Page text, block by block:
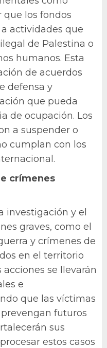
que los fondos
actividades que
de Palestina o
humanos. Esta
de acuerdos
defensa y
que pueda
de ocupación. Los
a suspender o
cumplan con los
crímenes
investigación y el
graves, como el
y crímenes de
en el territorio
se llevarán
e
que las víctimas
futuros
sus
estos casos